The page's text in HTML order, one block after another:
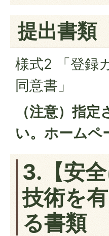
提出書類
様式2 「登録
同意書」
（注意）指
い。ホームペ
3.【安
技術を
る書類